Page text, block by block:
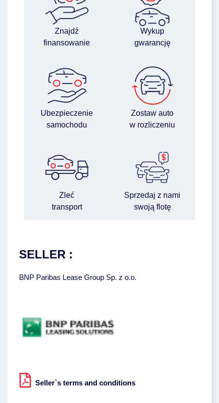
Znajdź
finansowanie
Wykup
gwarancję
Ubezpieczenie
samochodu
Zostaw auto
w rozliczeniu
Zleć
transport
Sprzedaj z nami
swoją flotę
SELLER :
BNP Paribas Lease Group Sp. z o.o.
Seller`s terms and conditions